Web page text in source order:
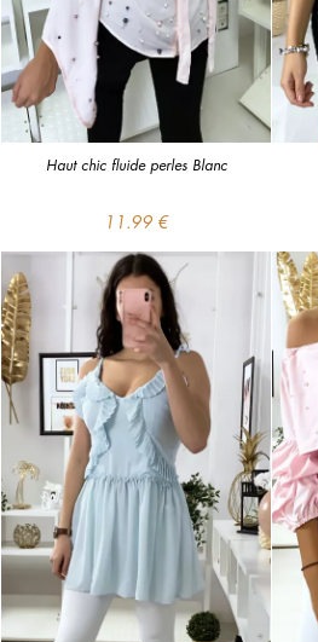
Haut chic fluide perles Blanc
11.99 €